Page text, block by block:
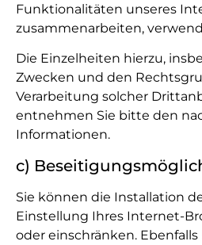
Funktionalitäten unseres
zusammenarbeiten,
Die Einzelheiten hierzu,
Zwecken und den
Verarbeitung solcher
entnehmen Sie bitte den
Informationen.
c)
Sie können die Installation
Einstellung Ihres Internet-
oder einschränken.